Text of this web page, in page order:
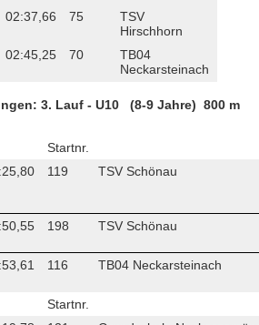
02:37,66 75
TSV
Hirschhorn
02:45,25 70
TB04
Neckarsteinach
3. Lauf - U10 (8-9 Jahre) 800 m
Startnr.
119 TSV Schönau
198 TSV Schönau
116 TB04 Neckarsteinach
Startnr.